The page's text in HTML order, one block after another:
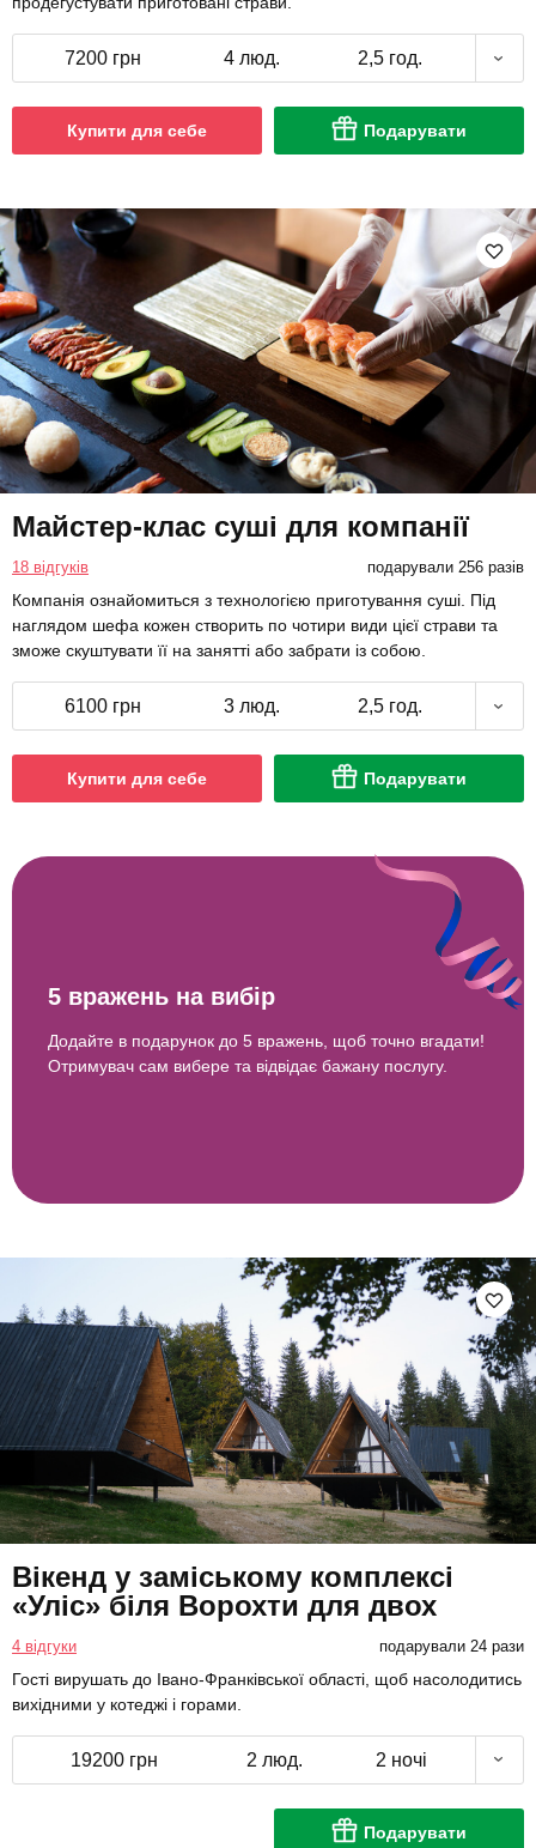
7200 грн 4 люд. 2,5 год.
Купити для себе Подарувати
Майстер-клас суші для компанії
18 відгуків подарували 256 разів
Компанія ознайомиться з технологією приготування суші. Під
наглядом шефа кожен створить по чотири види цієї страви та
зможе скуштувати її на занятті або забрати із собою.
6100 грн 3 люд. 2,5 год.
Купити для себе Подарувати
5 вражень на вибір
Додайте в подарунок до 5 вражень, щоб точно вгадати!
Отримувач сам вибере та відвідає бажану послугу.
Вікенд у заміському комплексі
«Уліс» біля Ворохти для двох
4 відгуки подарували 24 рази
Гості вирушать до Івано-Франківської області, щоб насолодитись
вихідними у котеджі і горами.
19200 грн 2 люд. 2 ночі
Подарувати